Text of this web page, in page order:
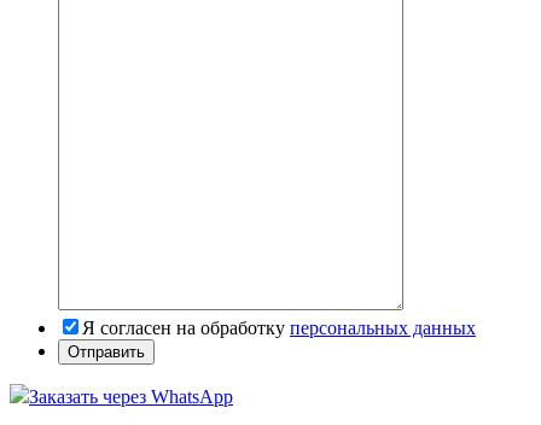
Я согласен на обработку персональных данных
Заказать через WhatsApp